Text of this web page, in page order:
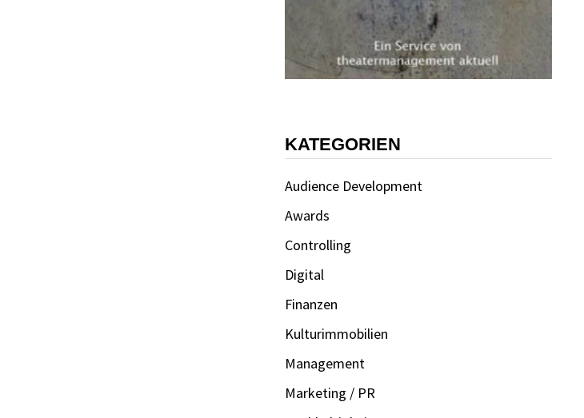
KATEGORIEN
Audience Development
Awards
Controlling
Digital
Finanzen
Kulturimmobilien
Management
Marketing / PR